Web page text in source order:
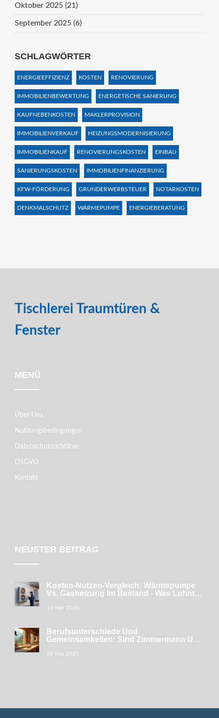
Oktober 2025 (21)
September 2025 (6)
SCHLAGWÖRTER
ENERGIEEFFIZIENZ KOSTEN RENOVIERUNG
IMMOBILIENBEWERTUNG ENERGETISCHE SANIERUNG
KAUFNEBENKOSTEN MAKLERPROVISION
IMMOBILIENVERKAUF HEIZUNGSMODERNISIERUNG
IMMOBILIENKAUF RENOVIERUNGSKOSTEN EINBAU
SANIERUNGSKOSTEN IMMOBILIENFINANZIERUNG
KFW-FÖRDERUNG GRUNDERWERBSTEUER NOTARKOSTEN
DENKMALSCHUTZ WÄRMEPUMPE ENERGIEBERATUNG
Tischlerei Traumtüren &
Fenster
MENÜ
Über Uns
Nutzungsbedingungen
Datenschutzrichtlinie
DSGVO
Kontakt
NEUSTER BEITRAG
Kosten-Nutzen-Vergleich: Wärmepumpe
Vs. Gasheizung Im Bestand - Was Lohnt
18 Mär 2026
Berufsunterschiede Und
Gemeinsamkeiten: Sind Zimmermann Und
28 Mai 2025